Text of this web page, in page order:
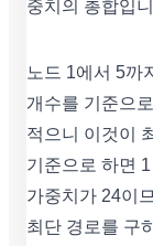
중치의 총합입
노드 1에서 5까
개수를 기준으
적으니 이것이
기준으로 하면
가중치가 24이
최단 경로를 구